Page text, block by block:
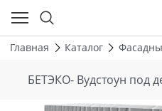
Главная Каталог
БЕТЭКО- Вудстоун под